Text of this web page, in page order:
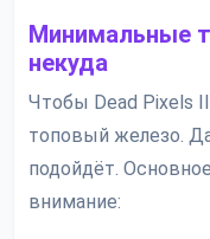
Минимальные
некуда
Чтобы Dead Pixels
топовый железо.
подойдёт.
внимание: